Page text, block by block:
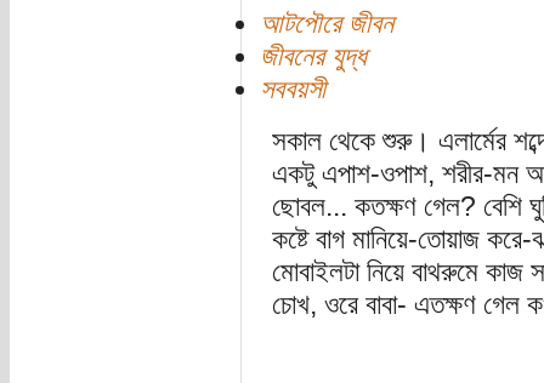
আটপৌরে জীবন
জীবনের যুদ্ধ
সববয়সী
সকাল থেকে শুরু। এলার্মের
একটু এপাশ-ওপাশ, শরীর-মন
ছোবল... কতক্ষণ গেল? বেশি
কষ্টে বাগ মানিয়ে-তোয়াজ করে-
মোবাইলটা নিয়ে বাথরুমে কাজ
চোখ, ওরে বাবা- এতক্ষণ গেল